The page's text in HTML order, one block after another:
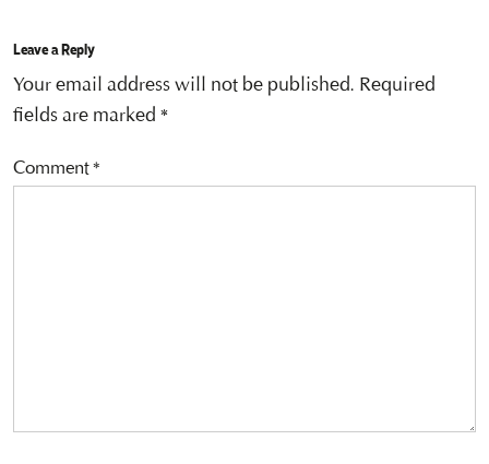
Leave a Reply
Your email address will not be published. Required
fields are marked *
Comment*